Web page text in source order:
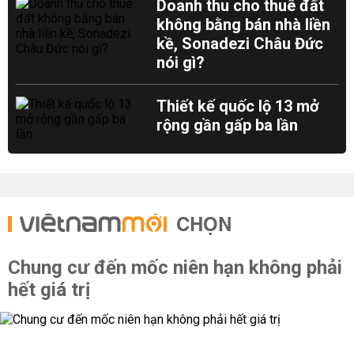
Doanh thu cho thuê đất
không bằng bán nhà liền
kề, Sonadezi Châu Đức
nói gì?
Thiết kế quốc lộ 13 mở
rộng gần gấp ba lần
CHỌN
Chung cư đến mốc niên hạn không phải
hết giá trị